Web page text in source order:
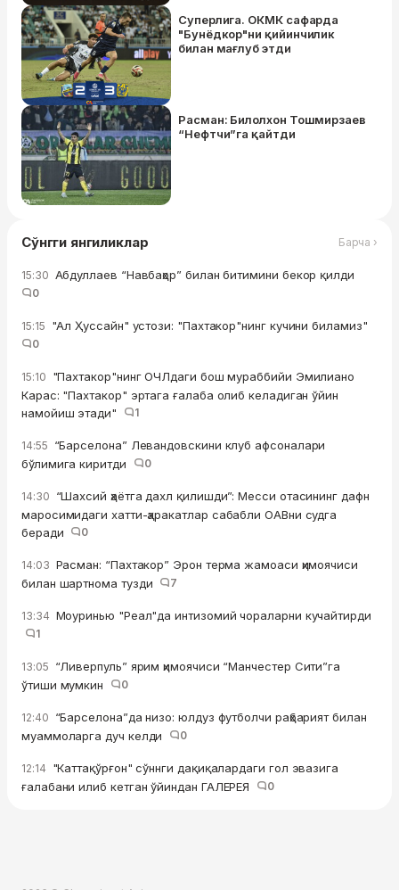
Суперлига. ОКМК сафарда
"Бунёдкор"ни қийинчилик
билан мағлуб этди
Расман: Билолхон Тошмирзаев
“Нефтчи”га қайтди
Сўнгги янгиликлар Барча ›
15:30 Абдуллаев “Навбаҳор” билан битимини бекор қилди
0
15:15 "Ал Ҳуссайн" устози: "Пахтакор"нинг кучини биламиз"
0
15:10 "Пахтакор"нинг ОЧЛдаги бош мураббийи Эмилиано
Карас: "Пахтакор" эртага ғалаба олиб келадиган ўйин
намойиш этади"
1
14:55 “Барселона” Левандовскини клуб афсоналари
бўлимига киритди
0
14:30 “Шахсий ҳаётга дахл қилишди”: Месси отасининг дафн
маросимидаги хатти-ҳаракатлар сабабли ОАВни судга
беради
0
14:03 Расман: “Пахтакор” Эрон терма жамоаси ҳимоячиси
билан шартнома тузди
7
13:34 Моуринью "Реал"да интизомий чораларни кучайтирди
1
13:05 “Ливерпуль” ярим ҳимоячиси “Манчестер Сити”га
ўтиши мумкин
0
12:40 “Барселона”да низо: юлдуз футболчи раҳбарият билан
муаммоларга дуч келди
0
12:14 "Каттақўрғон" сўннги дақиқалардаги гол эвазига
ғалабани илиб кетган ўйиндан ГАЛЕРЕЯ
0